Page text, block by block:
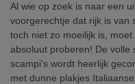
Al wie op zoek is naar een
voorgerechtje dat rijk is van
toch niet zo moeilijk is,
absoluut proberen! De volle
scampi's wordt heerlijk
met dunne plakjes